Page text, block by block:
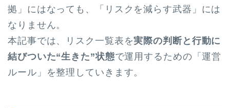
拠」にはなっても、「リスクを減らす武器」には
なりません。
本記事では、リスク一覧表を実際の判断と行動に
結びついた“生きた”状態で運用するための「運営
ルール」を整理していきます。